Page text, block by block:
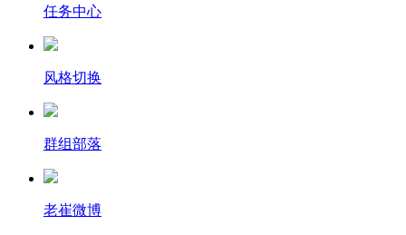
任务中心
风格切换
群组部落
老崔微博